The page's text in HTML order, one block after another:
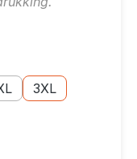
XL 2XL
3XL
Maatoptie: 3XL